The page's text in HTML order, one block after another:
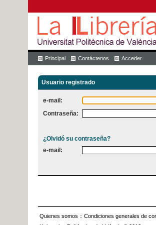
Principal Contáctenos Acceder
Usuario registrado
e-mail:
Contraseña:
¿Olvidó su contraseña?
e-mail:
Quienes somos :: Condiciones generales de